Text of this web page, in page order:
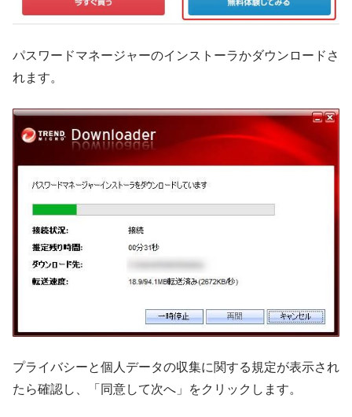
パスワードマネージャーのインストーラかダウンロードさ
れます。
プライバシーと個人データの収集に関する規定が表示され
たら確認し、「同意して次へ」をクリックします。